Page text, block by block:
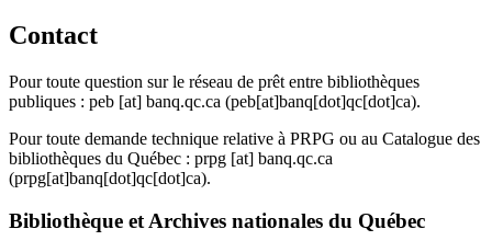
Contact
Pour toute question sur le réseau de prêt entre bibliothèques
publiques : peb [at] banq.qc.ca (peb[at]banq[dot]qc[dot]ca).
Pour toute demande technique relative à PRPG ou au Catalogue des
bibliothèques du Québec : prpg [at] banq.qc.ca
(prpg[at]banq[dot]qc[dot]ca).
Bibliothèque et Archives nationales du Québec